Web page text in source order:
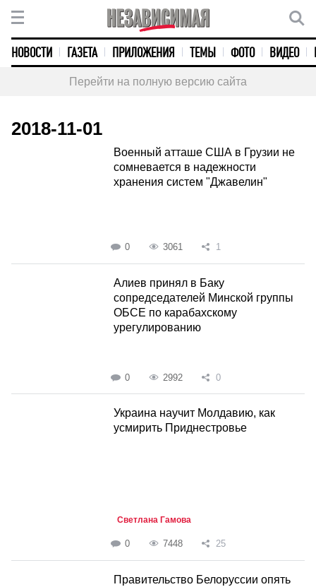
НОВОСТИ ГАЗЕТА ПРИЛОЖЕНИЯ ТЕМЫ ФОТО ВИДЕО
Перейти на полную версию сайта
2018-11-01
Военный атташе США в Грузии не
сомневается в надежности
хранения систем "Джавелин"
0 3061 1
Алиев принял в Баку
сопредседателей Минской группы
ОБСЕ по карабахскому
урегулированию
0 2992 0
Украина научит Молдавию, как
усмирить Приднестровье
Светлана Гамова
0 7448 25
Правительство Белоруссии опять